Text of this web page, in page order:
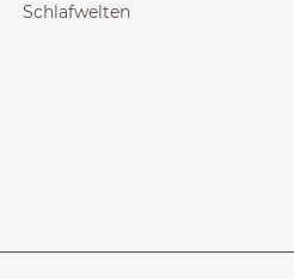
Schlafwelten